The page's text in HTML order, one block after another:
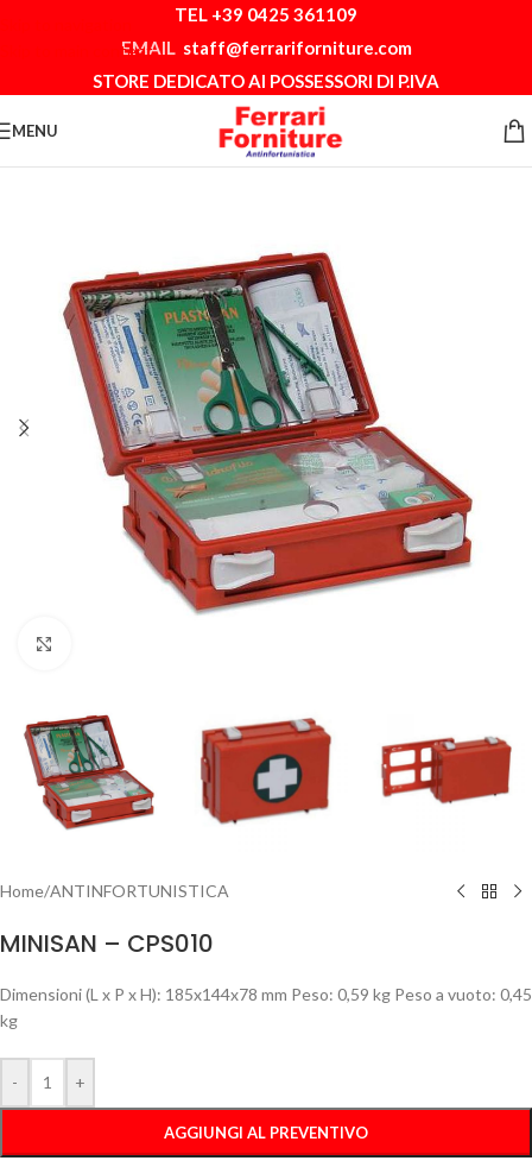
Skip to main content
TEL +39 0425 361109
EMAIL staff@ferrariforniture.com
STORE DEDICATO AI POSSESSORI DI P.IVA
MENU
Home/ANTINFORTUNISTICA
MINISAN – CPS010
Dimensioni (L x P x H): 185x144x78 mm Peso: 0,59 kg Peso a vuoto: 0,45
kg
- +
AGGIUNGI AL PREVENTIVO